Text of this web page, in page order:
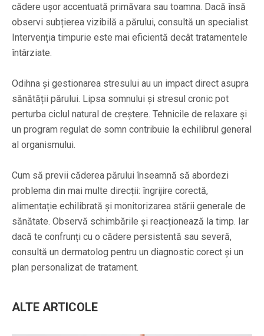
cădere ușor accentuată primăvara sau toamna. Dacă însă
observi subțierea vizibilă a părului, consultă un specialist.
Intervenția timpurie este mai eficientă decât tratamentele
întârziate.
Odihna și gestionarea stresului au un impact direct asupra
sănătății părului. Lipsa somnului și stresul cronic pot
perturba ciclul natural de creștere. Tehnicile de relaxare și
un program regulat de somn contribuie la echilibrul general
al organismului.
Cum să previi căderea părului înseamnă să abordezi
problema din mai multe direcții: îngrijire corectă,
alimentație echilibrată și monitorizarea stării generale de
sănătate. Observă schimbările și reacționează la timp. Iar
dacă te confrunți cu o cădere persistentă sau severă,
consultă un dermatolog pentru un diagnostic corect și un
plan personalizat de tratament.
ALTE ARTICOLE